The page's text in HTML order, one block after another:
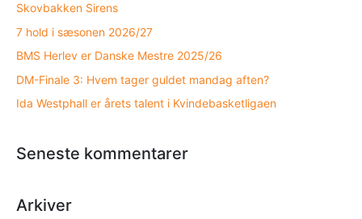
Skovbakken Sirens
7 hold i sæsonen 2026/27
BMS Herlev er Danske Mestre 2025/26
DM-Finale 3: Hvem tager guldet mandag aften?
Ida Westphall er årets talent i Kvindebasketligaen
Seneste kommentarer
Arkiver